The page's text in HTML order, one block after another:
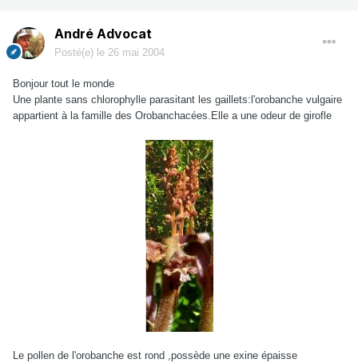
André Advocat
Posté(e) le 26 mai 2004
Bonjour tout le monde
Une plante sans chlorophylle parasitant les gaillets:l'orobanche vulgaire
appartient à la famille des Orobanchacées.Elle a une odeur de girofle
Le pollen de l'orobanche est rond ,possède une exine épaisse